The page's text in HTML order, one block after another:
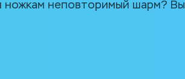
ножкам неповторимый шарм? Вы